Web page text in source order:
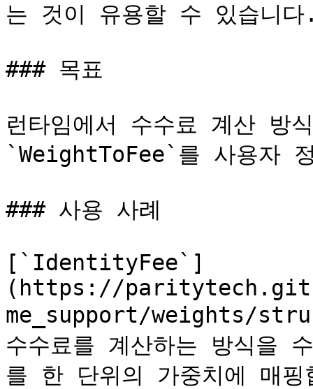
는 것이 유용할 수 있습니
### 목표
런타임에서 수수료 계산 방
`WeightToFee`를 사용자
### 사용 사례
[`IdentityFee`]
(https://
me_support/weights/
수수료를 계산하는 방식을
를 한 단위의 가중치에 매핑